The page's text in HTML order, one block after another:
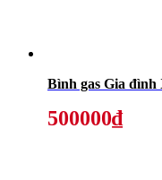
Bình gas Gia
500000₫